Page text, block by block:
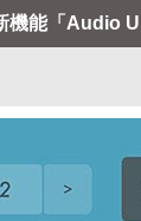
機能「Audio